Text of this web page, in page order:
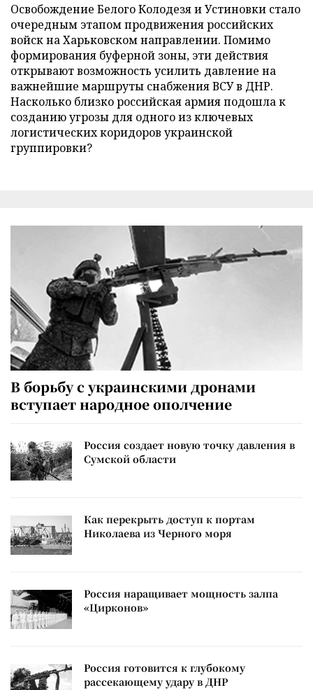
Освобождение Белого Колодезя и Устиновки стало
очередным этапом продвижения российских
войск на Харьковском направлении. Помимо
формирования буферной зоны, эти действия
открывают возможность усилить давление на
важнейшие маршруты снабжения ВСУ в ДНР.
Насколько близко российская армия подошла к
созданию угрозы для одного из ключевых
логистических коридоров украинской
группировки?
В борьбу с украинскими дронами
вступает народное ополчение
Россия создает новую точку давления в
Сумской области
Как перекрыть доступ к портам
Николаева из Черного моря
Россия наращивает мощность залпа
«Цирконов»
Россия готовится к глубокому
рассекающему удару в ДНР